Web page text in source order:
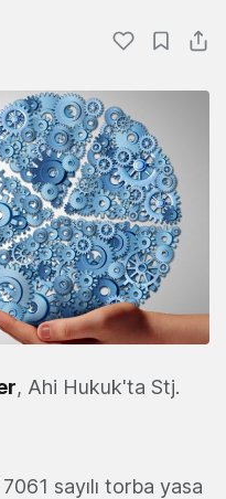
, Ahi Hukuk'ta Stj.
sayılı torba yasa